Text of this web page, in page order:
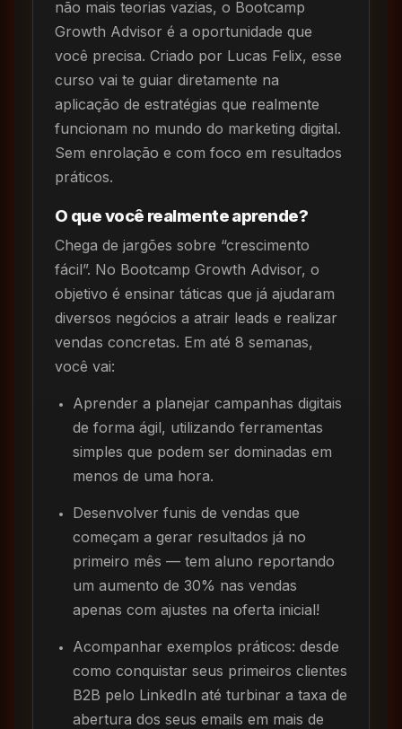
não mais teorias vazias, o Bootcamp
Growth Advisor é a oportunidade que
você precisa. Criado por Lucas Felix, esse
curso vai te guiar diretamente na
aplicação de estratégias que realmente
funcionam no mundo do marketing digital.
Sem enrolação e com foco em resultados
práticos.
O que você realmente aprende?
Chega de jargões sobre “crescimento
fácil”. No Bootcamp Growth Advisor, o
objetivo é ensinar táticas que já ajudaram
diversos negócios a atrair leads e realizar
vendas concretas. Em até 8 semanas,
você vai:
Aprender a planejar campanhas digitais
de forma ágil, utilizando ferramentas
simples que podem ser dominadas em
menos de uma hora.
Desenvolver funis de vendas que
começam a gerar resultados já no
primeiro mês — tem aluno reportando
um aumento de 30% nas vendas
apenas com ajustes na oferta inicial!
Acompanhar exemplos práticos: desde
como conquistar seus primeiros clientes
B2B pelo LinkedIn até turbinar a taxa de
abertura dos seus emails em mais de